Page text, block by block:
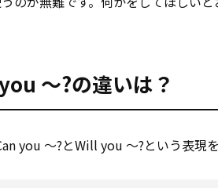
～?の違いは？
you ～?とWill you ～?という表現を